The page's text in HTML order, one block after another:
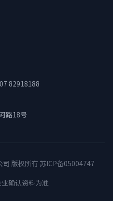
82918188
路18号
版权所有 苏ICP备05004747
确认资料为准